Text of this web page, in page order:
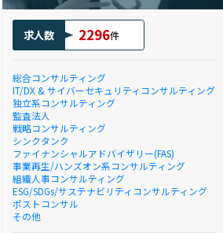
求人数 2296件
総合コンサルティング
IT/DX & サイバーセキュリティコンサルティング
独立系コンサルティング
監査法人
戦略コンサルティング
シンクタンク
ファイナンシャルアドバイザリー(FAS)
事業再生/ハンズオン系コンサルティング
組織人事コンサルティング
ESG/SDGs/サステナビリティコンサルティング
ポストコンサル
その他